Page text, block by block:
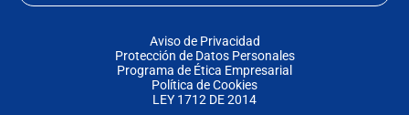
Aviso de Privacidad
Protección de Datos Personales
Programa de Ética Empresarial
Política de Cookies
LEY 1712 DE 2014